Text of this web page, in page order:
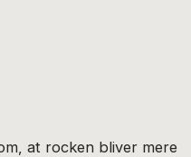
at rocken bliver mere